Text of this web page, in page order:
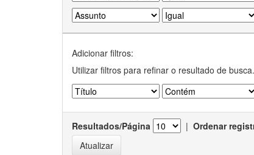
Adicionar filtros:
Utilizar filtros para refinar o resultado de busca.
Resultados/Página | Ordenar